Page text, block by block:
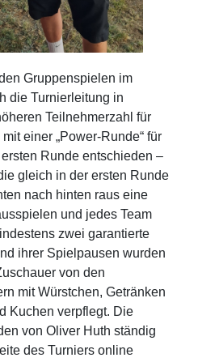
Gruppenspielen im
die Turnierleitung in
Teilnehmerzahl für
einer „Power-Runde“ für
Runde entschieden –
gleich in der ersten Runde
nach hinten raus eine
und jedes Team
zwei garantierte
ihrer Spielpausen wurden
von den
mit Würstchen, Getränken
Kuchen verpflegt. Die
von Oliver Huth ständig
des Turniers online